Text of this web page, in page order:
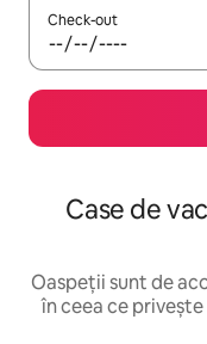
Check-out
Case de
Oaspeții sunt de
în ceea ce